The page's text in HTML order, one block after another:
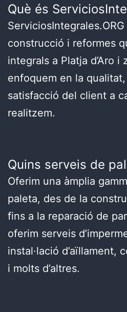
Què és
construcció i reformes
integrals a Platja d’Aro i
enfoquem en la qualitat,
satisfacció del client a
realitzem.
Quins serveis de
Oferim una àmplia
paleta, des de la
fins a la reparació de
oferim serveis
instal·lació d’aïllament,
i molts d’altres.